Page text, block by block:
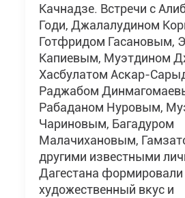
Качнадзе. Встречи с
Годи, Джалалудином
Готфридом Гасановым,
Капиевым, Муэтдином
Хасбулатом Аскар-
Раджабом
Рабаданом Нуровым,
Чариновым, Багадуром
Малачихановым,
другими известными
Дагестана формировали
художественный вкус и